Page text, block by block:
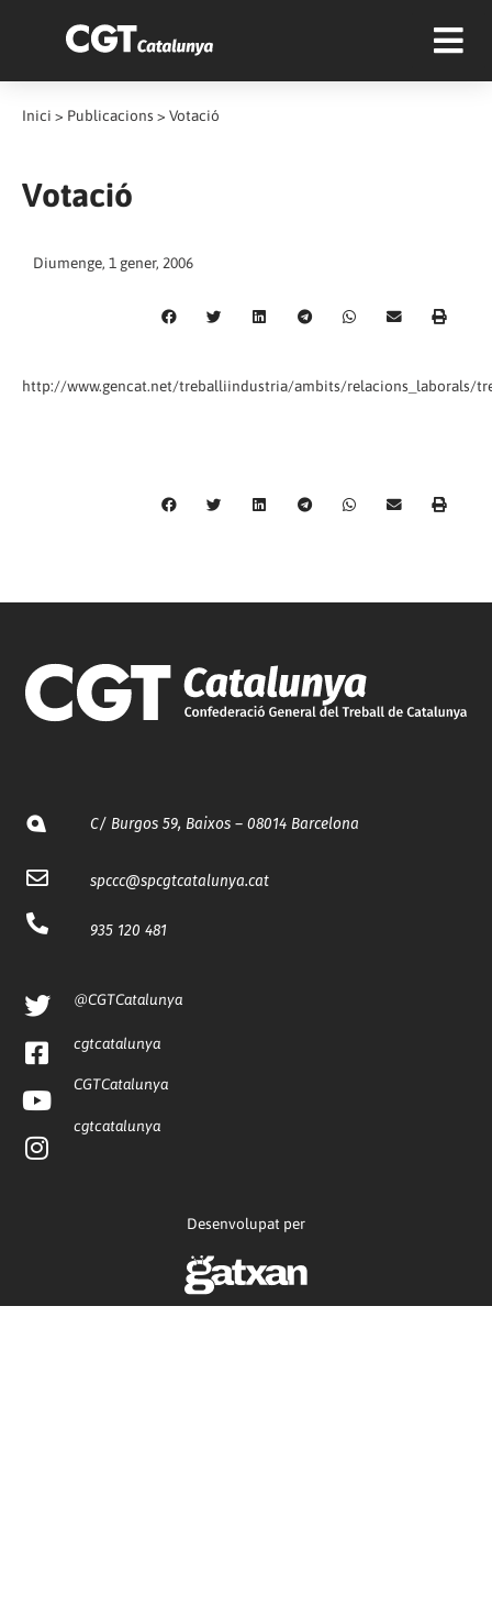
Inici > Publicacions > Votació
Votació
Diumenge, 1 gener, 2006
http://www.gencat.net/treballiindustria/ambits/relacions_laborals/
C/ Burgos 59, Baixos – 08014 Barcelona
spccc@spcgtcatalunya.cat
935 120 481
@CGTCatalunya
cgtcatalunya
CGTCatalunya
cgtcatalunya
Desenvolupat per